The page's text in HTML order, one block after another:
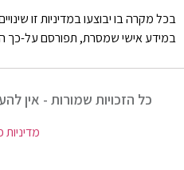
בכל מקרה בו יבוצעו במדיניות זו
במידע אישי שמסרת, תפורסם על-כך
כל הזכויות שמורות - אין
מדיניות